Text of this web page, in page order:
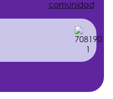
comunidad